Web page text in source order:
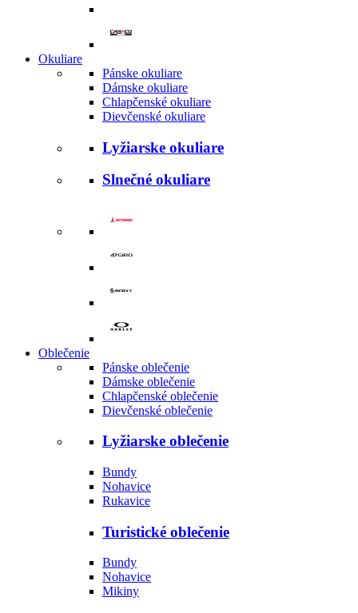
Okuliare
Pánske okuliare
Dámske okuliare
Chlapčenské okuliare
Dievčenské okuliare
Lyžiarske okuliare
Slnečné okuliare
Oblečenie
Pánske oblečenie
Dámske oblečenie
Chlapčenské oblečenie
Dievčenské oblečenie
Lyžiarske oblečenie
Bundy
Nohavice
Rukavice
Turistické oblečenie
Bundy
Nohavice
Mikiny